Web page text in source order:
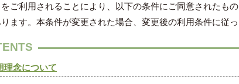
をご利用されることにより、以下の条件にご同意されたも
ます。本条件が変更された場合、変更後の利用条件に従
理念について